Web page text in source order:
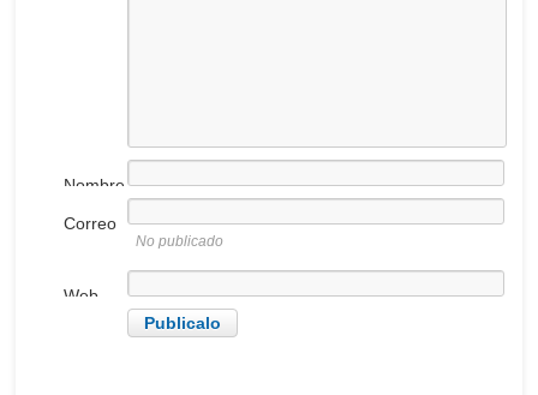
Nombre
Correo
No publicado
Web